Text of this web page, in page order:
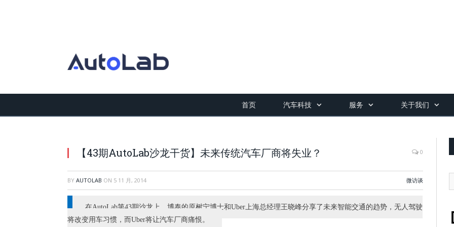
首页 汽车科技 服务 关于我们
【43期AutoLab沙龙干货】未来传统汽车厂商将失业？ 0
BY AUTOLAB ON 5 11 月, 2014 微访谈
在AutoLab第43期沙龙上，博泰的原树宁博士和Uber上海总经理王晓峰分享了未来智能交通的趋势，无人驾驶
将改变用车习惯，而Uber将让汽车厂商痛恨。